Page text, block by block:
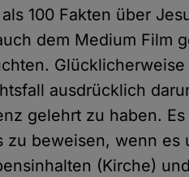
100 Fakten über
dem Medium Film
ausdrücklich
gelehrt zu haben.
zu beweisen, wenn es
(Kirche)